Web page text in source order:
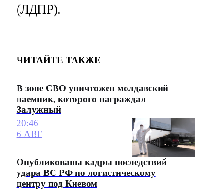
(ЛДПР).
ЧИТАЙТЕ ТАКЖЕ
В зоне СВО уничтожен молдавский
наемник, которого награждал
Залужный
20:46
6 АВГ
Опубликованы кадры последствий
удара ВС РФ по логистическому
центру под Киевом